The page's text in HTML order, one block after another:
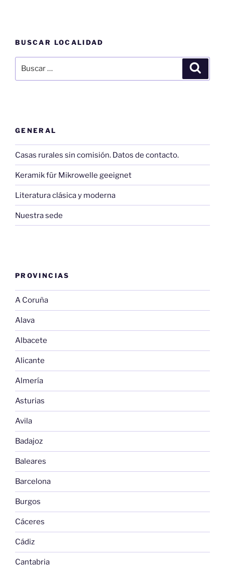
BUSCAR LOCALIDAD
por:
GENERAL
Casas rurales sin comisión. Datos de contacto.
Keramik für Mikrowelle geeignet
Literatura clásica y moderna
Nuestra sede
PROVINCIAS
A Coruña
Alava
Albacete
Alicante
Almería
Asturias
Avila
Badajoz
Baleares
Barcelona
Burgos
Cáceres
Cádiz
Cantabria